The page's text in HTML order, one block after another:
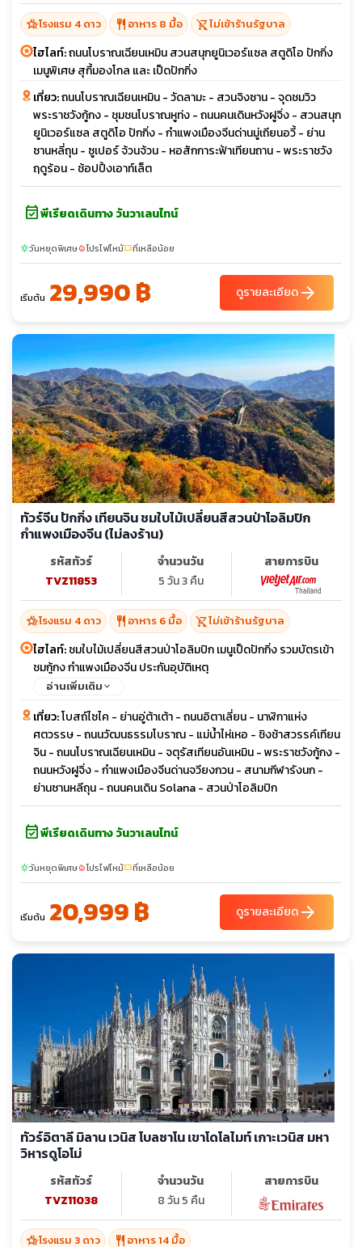
hotel_classโรงแรม 4 ดาว restaurant อาหาร 8 มื้อ shopping_cart_offไม่เข้าร้านรัฐบาล
ไฮไลท์:ถนนโบราณเฉียนเหมิน สวนสนุกยูนิเวอร์แซล สตูดิโอ ปักกิ่ง
เมนูพิเศษ สุกี้มองโกล และ เป็ดปักกิ่ง
เที่ยว:ถนนโบราณเฉียนเหมิน - วัดลามะ - สวนจิงซาน - จุดชมวิว
พระราชวังกู้กง - ชุมชนโบราณหูท่ง - ถนนคนเดินหวังฝูจิ่ง - สวนสนุก
ยูนิเวอร์แซล สตูดิโอ ปักกิ่ง - กำแพงเมืองจีนด่านมู่เถียนอวี้ - ย่าน
ซานหลี่ถุน - ซูเปอร์ จ้วนจ้วน - หอสักการะฟ้าเทียนถาน - พระราชวัง
ฤดูร้อน - ช้อปปิ้งเอาท์เล็ต
event_availableพีเรียดเดินทาง วันวาเลนไทน์
sunnyวันหยุดพิเศษlocal_fire_departmentโปรไฟไหม้confirmation_numberที่เหลือน้อย
เริ่มต้น 29,990 ฿ ดูรายละเอียดarrow_forward
ทัวร์จีน ปักกิ่ง เทียนจิน ชมใบไม้เปลี่ยนสีสวนป่าโอลิมปิก
กำแพงเมืองจีน (ไม่ลงร้าน)
รหัสทัวร์
TVZ11853
จำนวนวัน
5 วัน 3 คืน
สายการบิน
hotel_classโรงแรม 4 ดาว restaurant อาหาร 6 มื้อ shopping_cart_offไม่เข้าร้านรัฐบาล
ไฮไลท์:ชมใบไม้เปลี่ยนสีสวนป่าโอลิมปิก เมนูเป็ดปักกิ่ง รวมบัตรเข้า
ชมกู้กง กำแพงเมืองจีน ประกันอุบัติเหตุ
อ่านเพิ่มเติม
เที่ยว:โบสถ์ไซไค - ย่านอู่ต้าเต้า - ถนนอิตาเลี่ยน - นาฬิกาแห่ง
ศตวรรษ - ถนนวัฒนธรรมโบราณ - แม่น้ำไห่เหอ - ชิงช้าสวรรค์เทียน
จิน - ถนนโบราณเฉียนเหมิน - จตุรัสเทียนอันเหมิน - พระราชวังกู้กง -
ถนนหวังฝูจิ่ง - กำแพงเมืองจีนด่านจวียงกวน - สนามกีฬารังนก -
ย่านซานหลีถุน - ถนนคนเดิน Solana - สวนป่าโอลิมปิก
event_availableพีเรียดเดินทาง วันวาเลนไทน์
sunnyวันหยุดพิเศษlocal_fire_departmentโปรไฟไหม้confirmation_numberที่เหลือน้อย
เริ่มต้น 20,999 ฿ ดูรายละเอียดarrow_forward
ทัวร์อิตาลี มิลาน เวนิส โบลซาโน เขาโดโลไมท์ เกาะเวนิส มหา
วิหารดูโอโม่
รหัสทัวร์
TVZ11038
จำนวนวัน
8 วัน 5 คืน
สายการบิน
hotel_classโรงแรม 3 ดาว restaurant อาหาร 14 มื้อ